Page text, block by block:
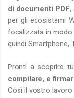
di documenti PDF,
per gli ecosistemi
focalizzata in modo
quindi Smartphone,
Pronti a scoprire
compilare, e
Così il vostro lavoro